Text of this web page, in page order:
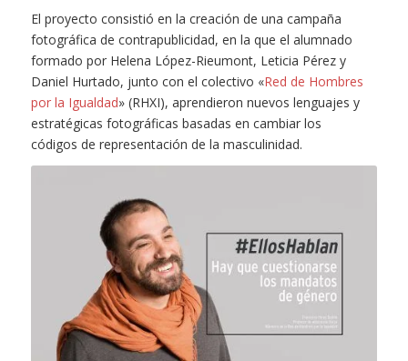
El proyecto consistió en la creación de una campaña
fotográfica de contrapublicidad, en la que el alumnado
formado por Helena López-Rieumont, Leticia Pérez y
Daniel Hurtado, junto con el colectivo «Red de Hombres
por la Igualdad» (RHXI), aprendieron nuevos lenguajes y
estratégicas fotográficas basadas en cambiar los
códigos de representación de la masculinidad.